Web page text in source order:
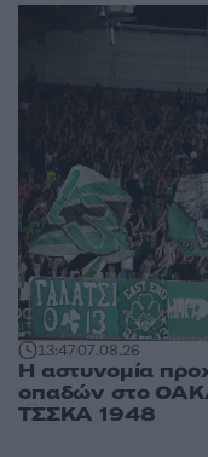
13:4707.08.26
Η αστυνομία
οπαδών στο
ΤΣΣΚΑ 1948